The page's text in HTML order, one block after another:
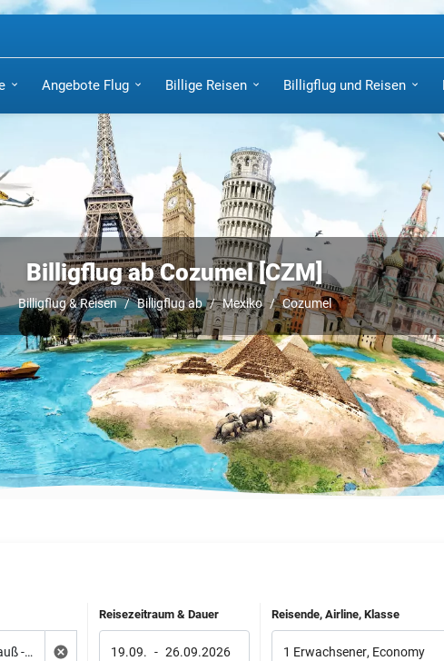
Angebote Flug Billige Reisen Billigflug und Reisen
Billigflug ab Cozumel [CZM]
Billigflug & Reisen Billigflug ab Mexiko Cozumel
Reisezeitraum & Dauer
19.09. - 26.09.2026
Reisende, Airline, Klasse
1 Erwachsener, Economy